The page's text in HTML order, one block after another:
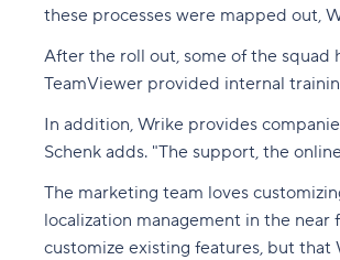
these processes were mapped out,
After the roll out, some of the squad
TeamViewer provided internal
In addition, Wrike provides
Schenk adds. "The support, the
The marketing team loves
localization management in the
customize existing features, but that